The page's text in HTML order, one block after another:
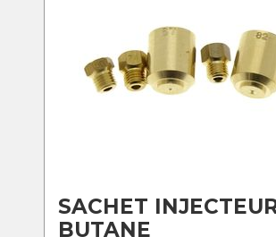
SACHET
BUTANE